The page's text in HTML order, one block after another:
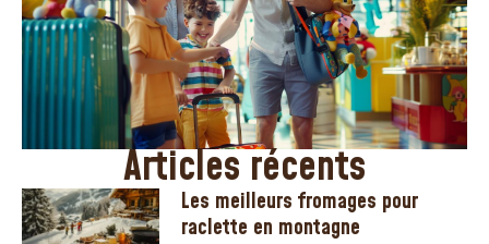
Articles récents
Les meilleurs fromages pour
raclette en montagne